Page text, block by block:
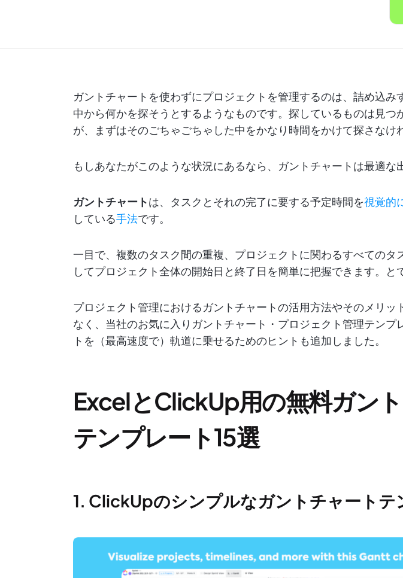
ガントチャートを使わずにプロジェクトを管理するのは、詰め込み
中から何かを探そうとするようなものです。探しているものは見つ
が、まずはそのごちゃごちゃした中をかなり時間をかけて探さなけ
もしあなたがこのような状況にあるなら、ガントチャートは最適な
ガントチャートは、タスクとそれの完了に要する予定時間を視覚的
している手法です。
一目で、複数のタスク間の重複、プロジェクトに関わるすべてのタ
してプロジェクト全体の開始日と終了日を簡単に把握できます。と
プロジェクト管理におけるガントチャートの活用方法やそのメリッ
なく、当社のお気に入りガントチャート・プロジェクト管理テンプ
トを（最高速度で）軌道に乗せるためのヒントも追加しました。
ExcelとClickUp用の無料ガン
テンプレート15選
1. ClickUpのシンプルなガントチャートテ